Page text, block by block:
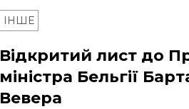
ІНШЕ
Відкритий лист до
міністра Бельгії
Вевера